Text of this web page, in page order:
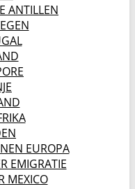
ANTILLEN
EUROPA
EMIGRATIE
MEXICO